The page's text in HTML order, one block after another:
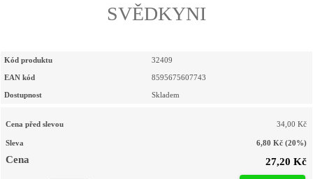
SVĚDKYNI
Kód produktu 32409
EAN kód 8595675607743
Dostupnost Skladem
Cena před slevou 34,00 Kč
Sleva 6,80 Kč (20%)
Cena 27,20 Kč